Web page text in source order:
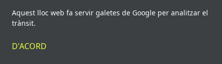
1 font, 1994.
Aquest lloc web fa servir galetes de Google per analitzar el
trànsit.
D'ACORD